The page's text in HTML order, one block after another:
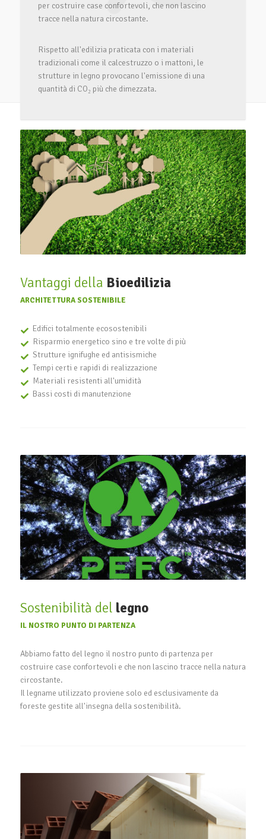
per costruire case confortevoli, che non lascino
tracce nella natura circostante.
Rispetto all'edilizia praticata con i materiali
tradizionali come il calcestruzzo o i mattoni, le
strutture in legno provocano l'emissione di una
quantità di CO₂ più che dimezzata.
Vantaggi della Bioedilizia
ARCHITETTURA SOSTENIBILE
Edifici totalmente ecosostenibili
Risparmio energetico sino e tre volte di più
Strutture ignifughe ed antisismiche
Tempi certi e rapidi di realizzazione
Materiali resistenti all'umidità
Bassi costi di manutenzione
Sostenibilità del legno
IL NOSTRO PUNTO DI PARTENZA
Abbiamo fatto del legno il nostro punto di partenza per
costruire case confortevoli e che non lascino tracce nella natura
circostante.
Il legname utilizzato proviene solo ed esclusivamente da
foreste gestite all'insegna della sostenibilità.